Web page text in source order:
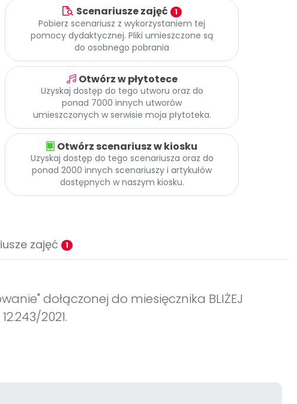
Scenariusze zajęć 1
Pobierz scenariusz z wykorzystaniem tej
pomocy dydaktycznej. Pliki umieszczone są
do osobnego pobrania
Otwórz w płytotece
Uzyskaj dostęp do tego utworu oraz do
ponad 7000 innych utworów
umieszczonych w serwisie moja płytoteka.
Otwórz scenariusz w kiosku
Uzyskaj dostęp do tego scenariusza oraz do
ponad 2000 innych scenariuszy i artykułów
dostępnych w naszym kiosku.
zajęć 1
dołączonej do miesięcznika BLIŻEJ
12.243/2021.